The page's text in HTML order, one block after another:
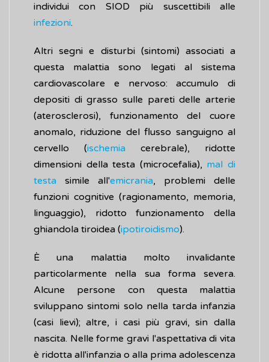
individui con SIOD più suscettibili alle
infezioni.
Altri segni e disturbi (sintomi) associati a
questa malattia sono legati al sistema
cardiovascolare e nervoso: accumulo di
depositi di grasso sulle pareti delle arterie
(aterosclerosi), funzionamento del cuore
anomalo, riduzione del flusso sanguigno al
cervello (ischemia cerebrale), ridotte
dimensioni della testa (microcefalia), mal di
testa simile all'emicrania, problemi delle
funzioni cognitive (ragionamento, memoria,
linguaggio), ridotto funzionamento della
ghiandola tiroidea (ipotiroidismo).
È una malattia molto invalidante
particolarmente nella sua forma severa.
Alcune persone con questa malattia
sviluppano sintomi solo nella tarda infanzia
(casi lievi); altre, i casi più gravi, sin dalla
nascita. Nelle forme gravi l'aspettativa di vita
è ridotta all'infanzia o alla prima adolescenza